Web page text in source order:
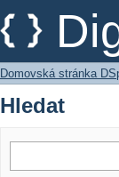
Hledat
Domovská stránka
Hledat